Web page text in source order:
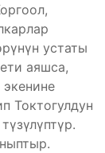
устаты
аяшса,
Токтогулдун